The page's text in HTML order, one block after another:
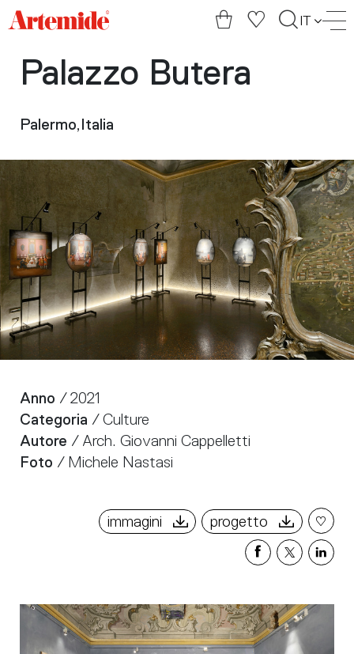
Artemide
IT
Palazzo Butera
Palermo,Italia
Anno / 2021
Categoria / Culture
Autore / Arch. Giovanni Cappelletti
Foto / Michele Nastasi
immagini progetto
Condividi
Facebook
X